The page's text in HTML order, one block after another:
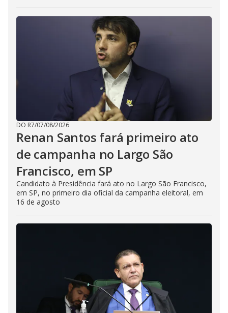
DO R7/07/08/2026
Renan Santos fará primeiro ato
de campanha no Largo São
Francisco, em SP
Candidato à Presidência fará ato no Largo São Francisco,
em SP, no primeiro dia oficial da campanha eleitoral, em
16 de agosto